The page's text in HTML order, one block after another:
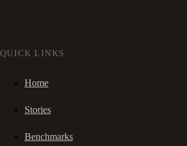
QUICK LINKS
Home
Stories
Benchmarks